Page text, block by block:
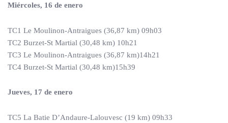
Miércoles, 16 de enero
TC1 Le Moulinon-Antraigues (36,87 km) 09h03
TC2 Burzet-St Martial (30,48 km) 10h21
TC3 Le Moulinon-Antraigues (36,87 km)14h21
TC4 Burzet-St Martial (30,48 km)15h39
Jueves, 17 de enero
TC5 La Batie D’Andaure-Lalouvesc (19 km) 09h33